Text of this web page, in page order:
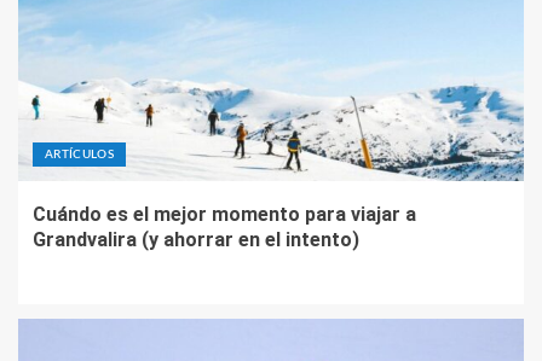
ARTÍCULOS
Cuándo es el mejor momento para viajar a
Grandvalira (y ahorrar en el intento)